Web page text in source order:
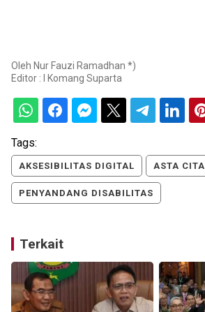
Oleh Nur Fauzi Ramadhan *)
Editor :
I Komang Suparta
Tags:
AKSESIBILITAS DIGITAL ASTA CITA
PENYANDANG DISABILITAS
Terkait